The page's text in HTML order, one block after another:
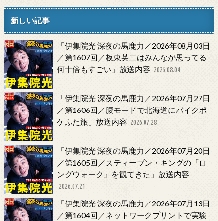
新しい記事
「伊集院光 深夜の馬鹿力／2026年08月03日
／第1607回／板東英二はみんなが思ってる
何十倍もすごい」放送内容 2026.08.04
「伊集院光 深夜の馬鹿力／2026年07月27日
／第1606回／腰モードで北海道にバイクポ
ケふた旅」放送内容 2026.07.28
「伊集院光 深夜の馬鹿力／2026年07月20日
／第1605回／スティーブン・キングの『ロ
ングウォーク』を観てきた」放送内容
2026.07.21
「伊集院光 深夜の馬鹿力／2026年07月13日
／第1604回／ネットワークプリントで実験